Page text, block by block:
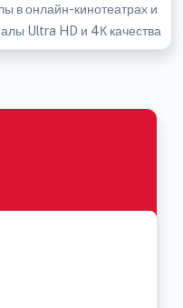
в онлайн-кинотеатрах и
Ultra HD и 4К качества